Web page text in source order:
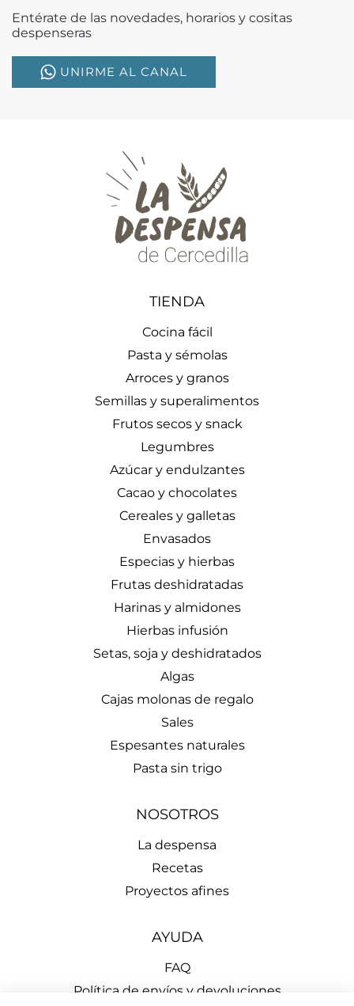
Entérate de las novedades, horarios y cositas
despenseras
UNIRME AL CANAL
TIENDA
Cocina fácil
Pasta y sémolas
Arroces y granos
Semillas y superalimentos
Frutos secos y snack
Legumbres
Azúcar y endulzantes
Cacao y chocolates
Cereales y galletas
Envasados
Especias y hierbas
Frutas deshidratadas
Harinas y almidones
Hierbas infusión
Setas, soja y deshidratados
Algas
Cajas molonas de regalo
Sales
Espesantes naturales
Pasta sin trigo
NOSOTROS
La despensa
Recetas
Proyectos afines
AYUDA
FAQ
Política de envíos y devoluciones